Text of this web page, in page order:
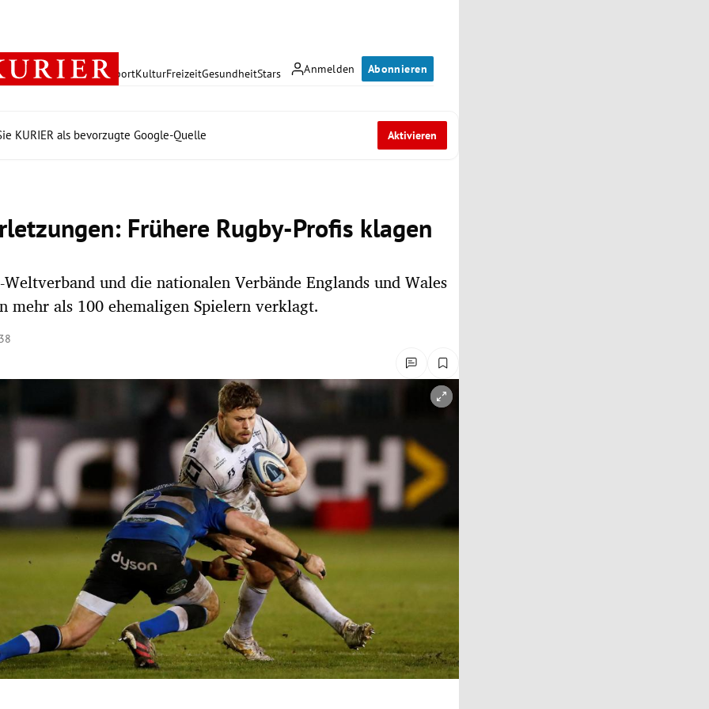
Anmelden Abonnieren
PolitikWirtschaft SportKulturFreizeitGesundheitStars
KURIER als bevorzugte Google-Quelle Aktivieren
Frühere Rugby-Profis klagen
und die nationalen Verbände Englands und Wales
mehr als 100 ehemaligen Spielern verklagt.
öffnen/schließen